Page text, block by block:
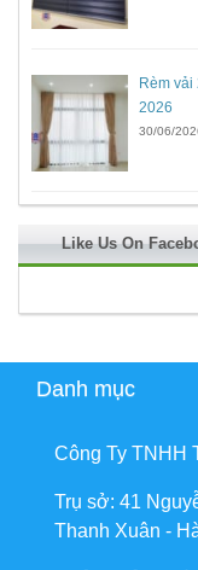
Rèm vải
2026
30/06/
Like Us On
Danh mục
Công Ty TNHH
Trụ sở: 41
Thanh Xuân -